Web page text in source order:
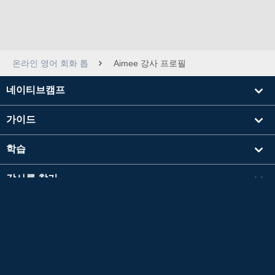
온라인 영어 회화 톱 Aimee 강사 프로필
네이티브캠프
가이드
학습
강사를 찾기